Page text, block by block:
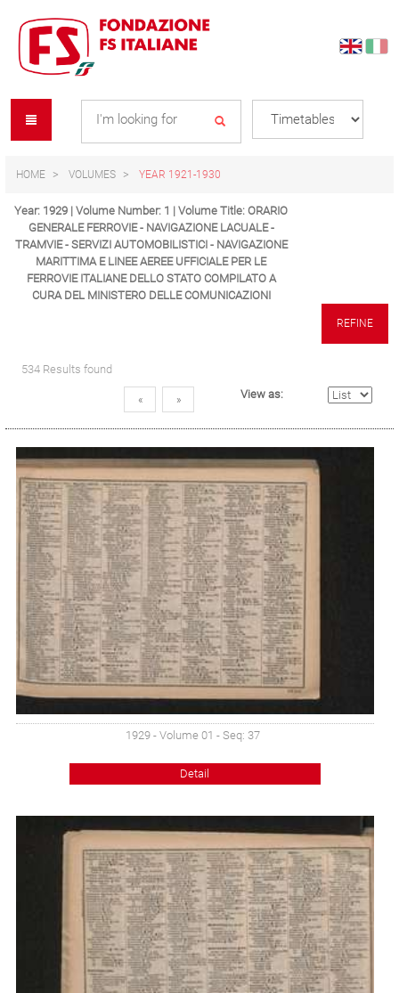
content
navigation
menu
HOME VOLUMES YEAR 1921-1930
Year: 1929 | Volume Number: 1 | Volume Title: ORARIO
GENERALE FERROVIE - NAVIGAZIONE LACUALE -
TRAMVIE - SERVIZI AUTOMOBILISTICI - NAVIGAZIONE
MARITTIMA E LINEE AEREE UFFICIALE PER LE
FERROVIE ITALIANE DELLO STATO COMPILATO A
CURA DEL MINISTERO DELLE COMUNICAZIONI
REFINE
534 Results found
« » View as:
1929 - Volume 01 - Seq: 37
Detail